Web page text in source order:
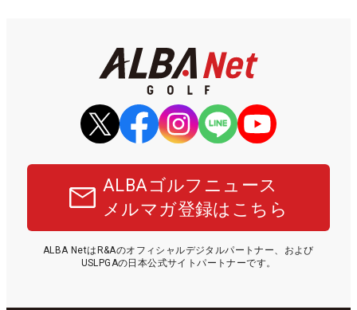
ALBAゴルフニュース
メルマガ登録はこちら
ALBA NetはR&Aのオフィシャルデジタルパートナー、および
USLPGAの日本公式サイトパートナーです。